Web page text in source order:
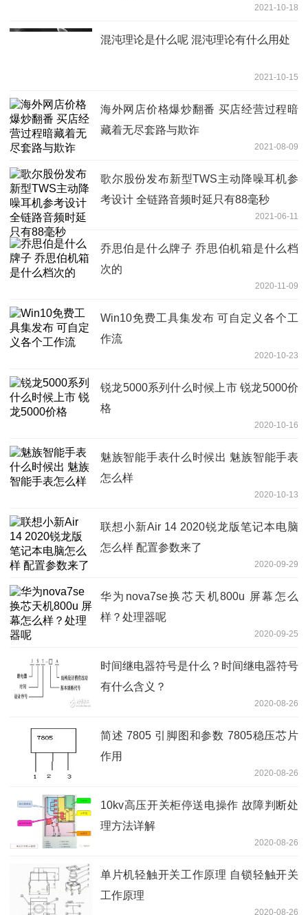
2021-10-18
混沌理论是什么呢 混沌理论有什么用处
2021-10-15
海外网店价格爆炒翻番 买店经营过程暗
藏着无尽套路与欺诈
2021-08-09
歌尔股份发布新型TWS主动降噪耳机参
考设计 全链路音频时延只有88毫秒
2021-06-11
乔思伯是什么牌子 乔思伯机箱是什么档
次的
2020-11-09
Win10免费工具集发布 可自定义各个工
作流
2020-10-23
锐龙5000系列什么时候上市 锐龙5000价
格
2020-10-16
魅族智能手表什么时候出 魅族智能手表
怎么样
2020-10-13
联想小新Air 14 2020锐龙版笔记本电脑
怎么样 配置参数来了
2020-09-29
华为nova7se换芯天机800u 屏幕怎么
样？处理器呢
2020-09-25
时间继电器符号是什么？时间继电器符号
有什么含义？
2020-08-26
简述 7805 引脚图和参数 7805稳压芯片
作用
2020-08-26
10kv高压开关柜停送电操作 故障判断处
理方法详解
2020-08-26
单片机轻触开关工作原理 自锁轻触开关
工作原理
2020-08-26